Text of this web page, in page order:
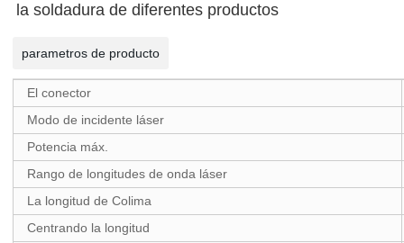
la soldadura de diferentes productos
parametros de producto
El conector
Modo de incidente láser
Potencia máx.
Rango de longitudes de onda láser
La longitud de Colima
Centrando la longitud